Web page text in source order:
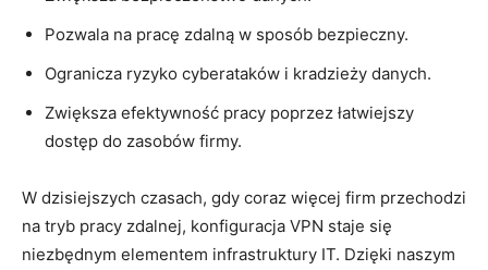
Pozwala‌ na pracę zdalną w sposób bezpieczny.
Ogranicza ryzyko​ cyberataków i kradzieży danych.
Zwiększa efektywność pracy poprzez⁤ łatwiejszy
dostęp do ⁢zasobów firmy.
W dzisiejszych czasach, gdy‍ coraz więcej firm przechodzi‍
na tryb‌ pracy zdalnej, konfiguracja VPN staje się
niezbędnym ⁤elementem infrastruktury IT. Dzięki naszym